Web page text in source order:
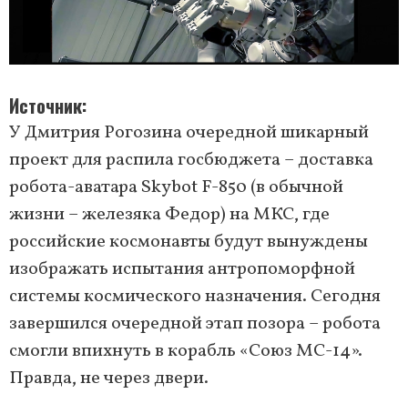
Источник
У Дмитрия Рогозина очередной шикарный
проект для распила госбюджета – доставка
робота-аватара Skybot F-850 (в обычной
жизни – железяка Федор) на МКС, где
российские космонавты будут вынуждены
изображать испытания антропоморфной
системы космического назначения. Сегодня
завершился очередной этап позора – робота
смогли впихнуть в корабль «Союз МС-14».
Правда, не через двери.